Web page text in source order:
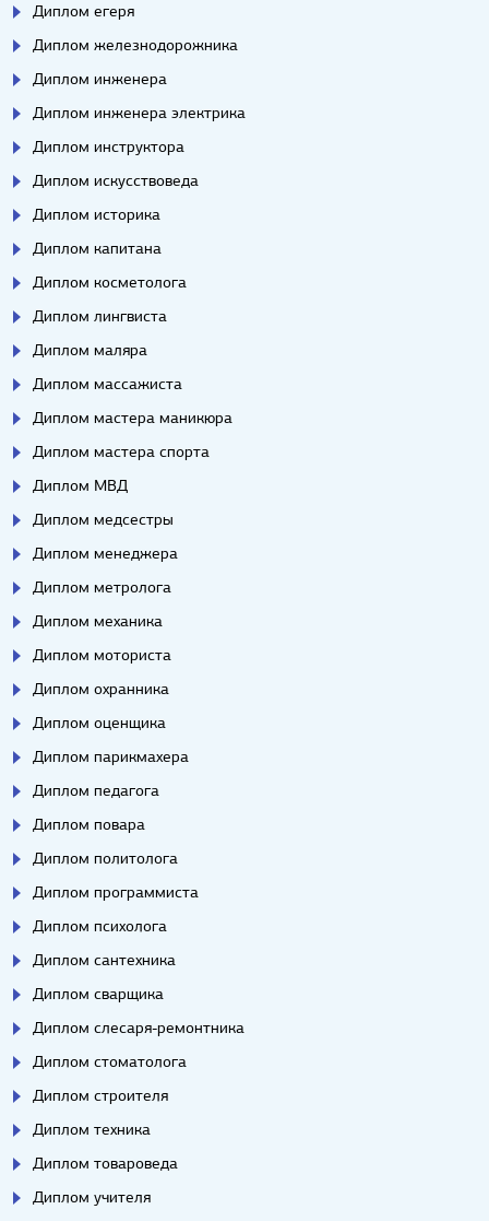
Диплом егеря
Диплом железнодорожника
Диплом инженера
Диплом инженера электрика
Диплом инструктора
Диплом искусствоведа
Диплом историка
Диплом капитана
Диплом косметолога
Диплом лингвиста
Диплом маляра
Диплом массажиста
Диплом мастера маникюра
Диплом мастера спорта
Диплом МВД
Диплом медсестры
Диплом менеджера
Диплом метролога
Диплом механика
Диплом моториста
Диплом охранника
Диплом оценщика
Диплом парикмахера
Диплом педагога
Диплом повара
Диплом политолога
Диплом программиста
Диплом психолога
Диплом сантехника
Диплом сварщика
Диплом слесаря-ремонтника
Диплом стоматолога
Диплом строителя
Диплом техника
Диплом товароведа
Диплом учителя